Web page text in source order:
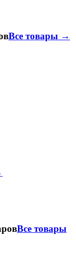
Все товары →
Все товары